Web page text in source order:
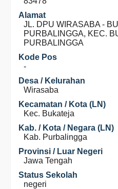
Alamat
JL. DPU WIRASABA -
PURBALINGGA, KEC.
PURBALINGGA
Kode Pos
-
Desa / Kelurahan
Wirasaba
Kecamatan / Kota (LN)
Kec. Bukateja
Kab. / Kota / Negara (LN)
Kab. Purbalingga
Provinsi / Luar Negeri
Jawa Tengah
Status Sekolah
negeri